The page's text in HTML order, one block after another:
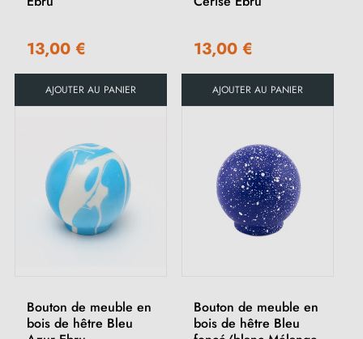
13,00 €
AJOUTER AU PANIER
13,00 €
AJOUTER AU PANIER
Bouton de meuble en
bois de hêtre Bleu
Bouton de meuble en
bois de hêtre Bleu